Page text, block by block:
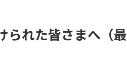
られた皆さまへ（最